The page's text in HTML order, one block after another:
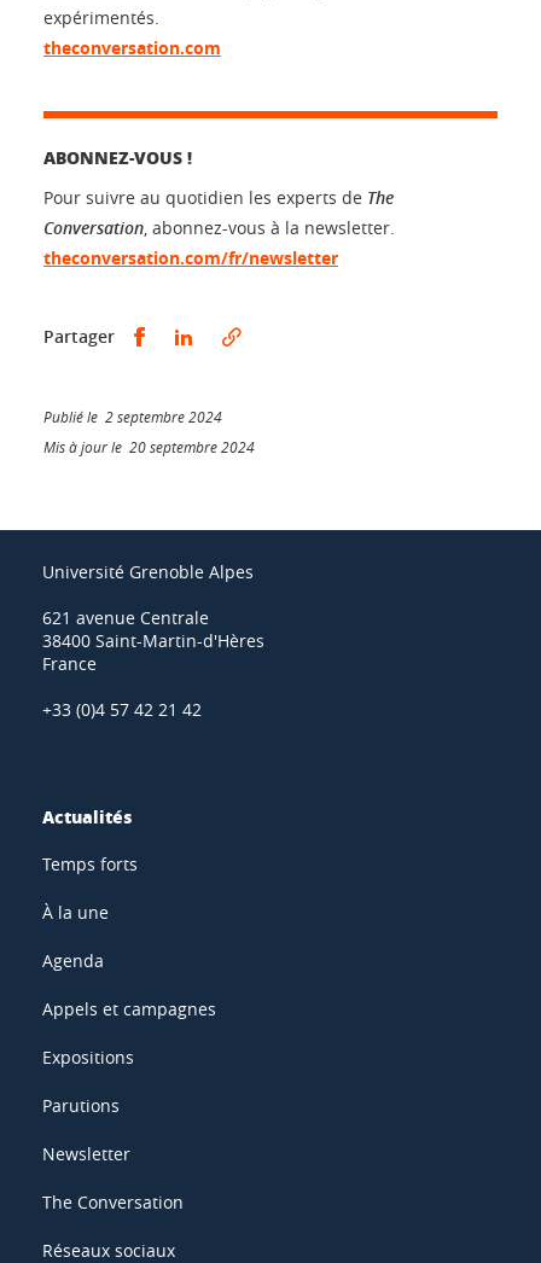
expérimentés.
theconversation.com
ABONNEZ-VOUS !
Pour suivre au quotidien les experts de The
Conversation , abonnez-vous à la newsletter.
theconversation.com/fr/newsletter
Partager Partager sur Facebook
Partager sur LinkedIn
Publié le 2 septembre 2024
Mis à jour le 20 septembre 2024
Université Grenoble Alpes
621 avenue Centrale
38400 Saint-Martin-d'Hères
France
+33 (0)4 57 42 21 42
Actualités
Temps forts
À la une
Agenda
Appels et campagnes
Expositions
Parutions
Newsletter
The Conversation
Réseaux sociaux